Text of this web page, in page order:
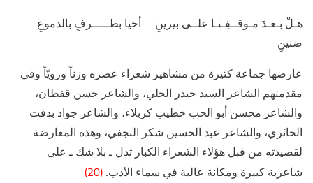
هـلْ بـعـدَ مـوقــفِـنـا علــى بيرينِ أحيا بطـــــرفٍ بالدموعِ
ضنينِ
عارضها جماعة كثيرة من مشاهير شعراء عصره وزناً ورويّاً وفي
مقدمتهم الشاعر السيد حيدر الحلي، والشاعر حسن قفطان،
والشاعر محسن أبو الحب خطيب كربلاء، والشاعر جواد بدقت
الحائري، والشاعر عبد الحسين شكر النجفي، وهذه المعارضة
لقصيدته من قبل هؤلاء الشعراء الكبار تدل ـ بلا شك ـ على
شاعرية كبيرة ومكانة عالية في سماء الأدب. (20)